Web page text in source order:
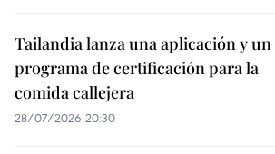
Tailandia lanza una aplicación y un
programa de certificación para la
comida callejera
28/07/2026 20:30